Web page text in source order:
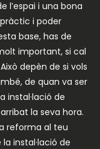
l’espai i una bona
i poder
base, has de
important, si cal
depèn de si vols
de quan va ser
instal·lació de
la seva hora.
reforma al teu
instal·lació de